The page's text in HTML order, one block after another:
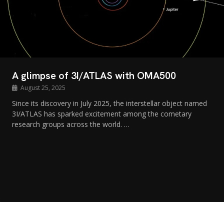
A glimpse of 3I/ATLAS with OMA500
August 25, 2025
Since its discovery in July 2025, the interstellar object named
3I/ATLAS has sparked excitement among the cometary
research groups across the world. …